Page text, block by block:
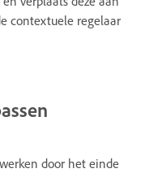
contextuele regelaar
door het einde